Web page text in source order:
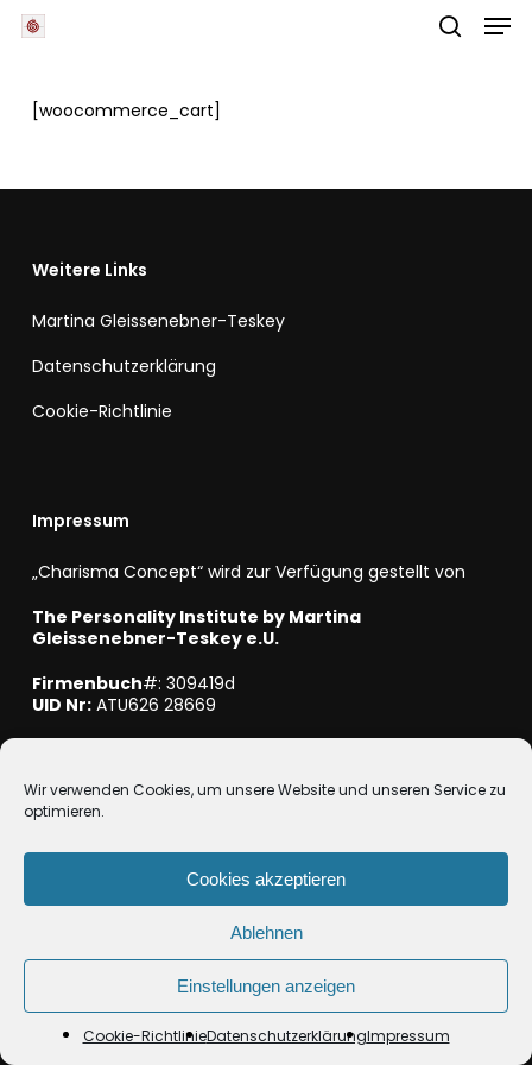
Wir verwenden Cookies, um unsere Website und unseren Service zu
optimieren.
Cookies akzeptieren
Ablehnen
Einstellungen anzeigen
Cookie-RichtlinieDatenschutzerklärungImpressum
Skip
[woocommerce_cart]
Weitere Links
Martina Gleissenebner-Teskey
Datenschutzerklärung
Cookie-Richtlinie
Impressum
„Charisma Concept“ wird zur Verfügung gestellt von
The Personality Institute by Martina
Gleissenebner-Teskey e.U.
Firmenbuch#: 309419d
UID Nr:ATU626 28669
© 2026 Charisma-Concept.
facebooklinkedinyoutubeinstagram